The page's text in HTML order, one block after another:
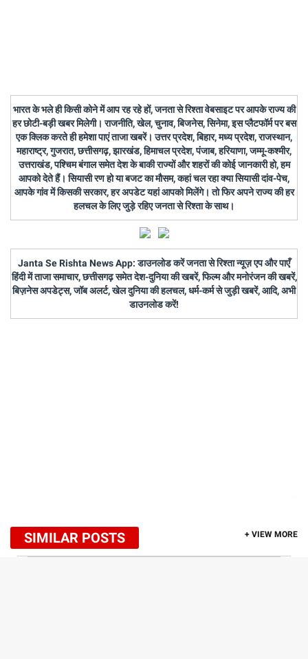
भारत के भले ही किसी कोने में आप रह रहे हों, जनता से रिश्ता वेबसाइट पर आपके राज्य की
हर छोटी-बड़ी खबर मिलेगी। राजनीति, खेल, चुनाव, बिजनेस, सिनेमा, इस प्लैटफॉर्म पर बस
एक क्लिक करते ही हमेशा पाएं ताजा खबरें। उत्तर प्रदेश, बिहार, मध्य प्रदेश, राजस्थान,
महाराष्ट्र, गुजरात, छत्तीसगढ़, झारखंड, हिमाचल प्रदेश, पंजाब, हरियाणा, जम्मू-कश्मीर,
उत्तराखंड, पश्चिम बंगाल समेत देश के बाकी राज्यों और शहरों की कोई जानकारी हो, हम
आपको देते हैं। सियासी रण हो या बजट का मौसम, कहां चल रहा क्या सियासी दांव-पेच,
आपके गांव में किसकी सरकार, हर अपडेट यहां आपको मिलेंगे। तो फिर अपने राज्य की हर
हलचल के लिए जुड़े रहिए जनता से रिश्ता के साथ।
Janta Se Rishta News App: डाउनलोड करें जनता से रिश्ता न्यूज़ एप और पाएँ
हिंदी में ताजा समाचार, छत्तीसगढ़ समेत देश-दुनिया की खबरें, फिल्म और मनोरंजन की खबरें,
बिज़नेस अपडेट्स, जॉब अलर्ट, खेल दुनिया की हलचल, धर्म-कर्म से जुड़ी खबरें, आदि, अभी
डाउनलोड करें!
SIMILAR POSTS + VIEW MORE